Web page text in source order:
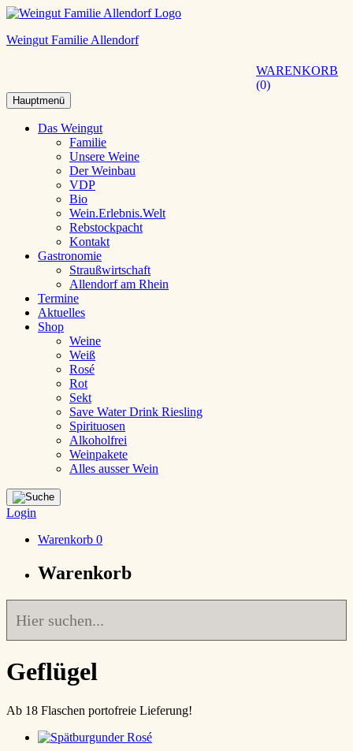
Weingut Familie Allendorf
WARENKORB
0
Hauptmenü
Das Weingut
Familie
Unsere Weine
Der Weinbau
VDP
Bio
Wein.Erlebnis.Welt
Rebstockpacht
Kontakt
Gastronomie
Straußwirtschaft
Allendorf am Rhein
Termine
Aktuelles
Shop
Weine
Weiß
Rosé
Rot
Sekt
Save Water Drink Riesling
Spirituosen
Alkoholfrei
Weinpakete
Alles ausser Wein
Login
Warenkorb 0
Warenkorb
Geflügel
Ab 18 Flaschen portofreie Lieferung!